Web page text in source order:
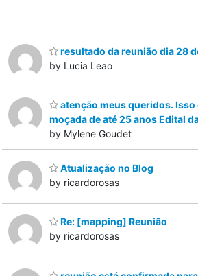
resultado da reunião dia 28
by Lucia Leao
atenção meus queridos. Isso
moçada de até 25 anos Edital
by Mylene Goudet
Atualização no Blog
by ricardorosas
Re: [mapping] Reunião
by ricardorosas